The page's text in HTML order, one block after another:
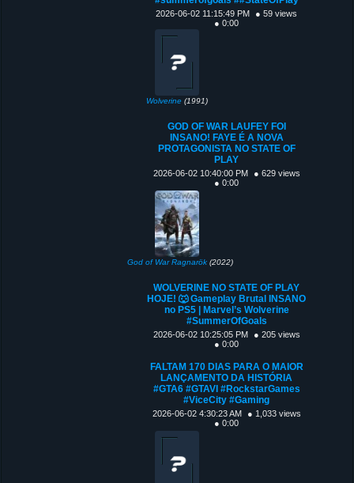
2026-06-02 11:15:49 PM
● 59 views
● 0:00
Wolverine(1991)
GOD OF WAR LAUFEY FOI
INSANO! FAYE É A NOVA
PROTAGONISTA NO STATE OF
PLAY
2026-06-02 10:40:00 PM
● 629 views
● 0:00
God of War Ragnarök (2022)
WOLVERINE NO STATE OF PLAY
HOJE! 🐺 Gameplay Brutal INSANO
no PS5 | Marvel’s Wolverine
#SummerOfGoals
2026-06-02 10:25:05 PM
● 205 views
● 0:00
FALTAM 170 DIAS PARA O MAIOR
LANÇAMENTO DA HISTÓRIA
#GTA6 #GTAVI #RockstarGames
#ViceCity #Gaming
2026-06-02 4:30:23 AM
● 1,033 views
● 0:00